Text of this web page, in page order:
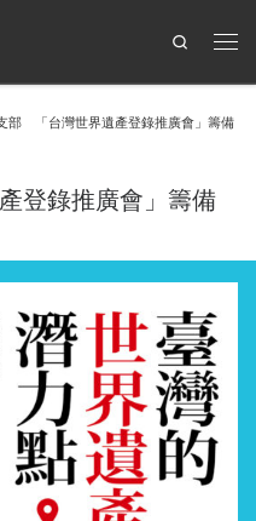
Search
部 「台灣世界遺產登錄推廣會」籌備
登錄推廣會」籌備